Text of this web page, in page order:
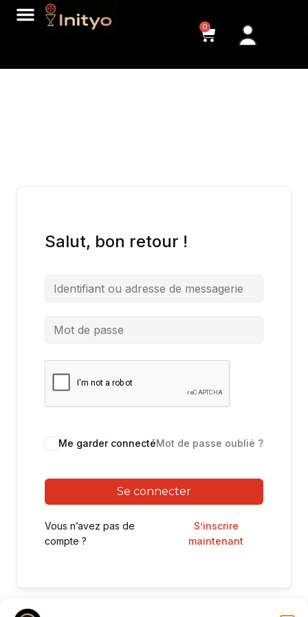
0
Salut, bon retour !
Me garder connectéMot de passe oublié ?
Se connecter
Vous n’avez pas de
compte ?
S’inscrire
maintenant